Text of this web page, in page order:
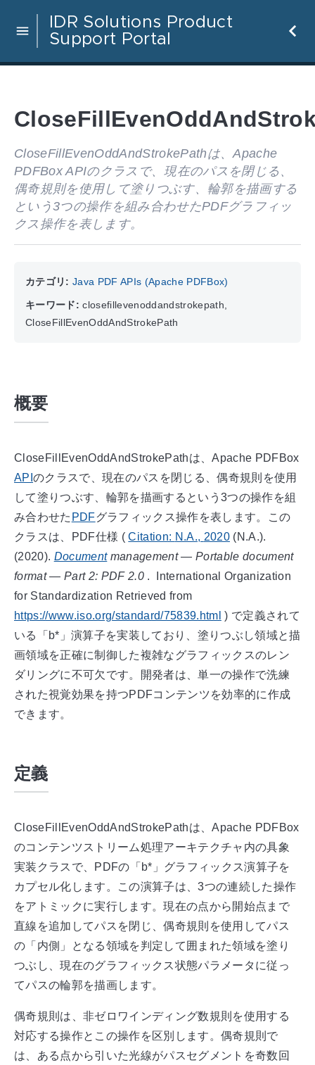
IDR Solutions Product
Support Portal
CloseFillEvenOddAndStrokePathは、Apache
PDFBox APIのクラスで、現在のパスを閉じる、
偶奇規則を使用して塗りつぶす、輪郭を描画する
という3つの操作を組み合わせたPDFグラフィッ
クス操作を表します。
カテゴリ: Java PDF APIs (Apache PDFBox)
キーワード: closefillevenoddandstrokepath,
CloseFillEvenOddAndStrokePath
概要
CloseFillEvenOddAndStrokePathは、Apache PDFBox
API のクラスで、現在のパスを閉じる、偶奇規則を使用
して塗りつぶす、輪郭を描画するという3つの操作を組
み合わせた PDFグラフィックス操作を表します。この
クラスは、PDF仕様 ( Citation: N.A., 2020 (N.A.).
(2020). Documentmanagement — Portable document
format — Part 2: PDF 2.0 .
International Organization
for Standardization Retrieved from
https://www.iso.org/standard/75839.html ) で定義されて
いる「b*」演算子を実装しており、塗りつぶし領域と描
画領域を正確に制御した複雑なグラフィックスのレン
ダリングに不可欠です。開発者は、単一の操作で洗練
された視覚効果を持つPDFコンテンツを効率的に作成
できます。
定義
CloseFillEvenOddAndStrokePathは、Apache PDFBox
のコンテンツストリーム処理アーキテクチャ内の具象
実装クラスで、PDFの「b*」グラフィックス演算子を
カプセル化します。この演算子は、3つの連続した操作
をアトミックに実行します。現在の点から開始点まで
直線を追加してパスを閉じ、偶奇規則を使用してパス
の「内側」となる領域を判定して囲まれた領域を塗り
つぶし、現在のグラフィックス状態パラメータに従っ
てパスの輪郭を描画します。
偶奇規則は、非ゼロワインディング数規則を使用する
対応する操作とこの操作を区別します。偶奇規則で
は、ある点から引いた光線がパスセグメントを奇数回